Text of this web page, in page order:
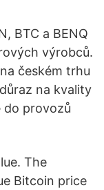
BTC a BENQ
výrobců.
českém trhu
na kvality
do provozů
The
Bitcoin price